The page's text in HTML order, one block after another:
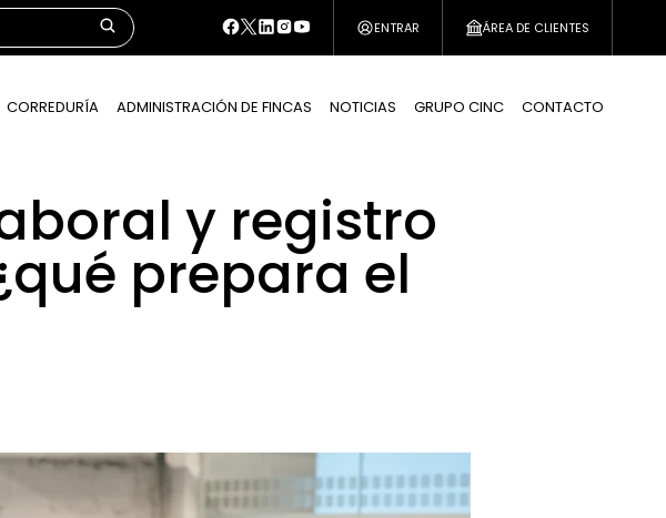
ENTRAR ÁREA DE CLIENTES
CORREDURÍA ADMINISTRACIÓN DE FINCAS NOTICIAS GRUPO CINC CONTACTO
y registro
prepara el